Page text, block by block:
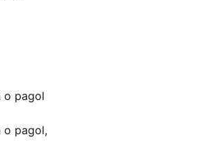
o pagol
o pagol,